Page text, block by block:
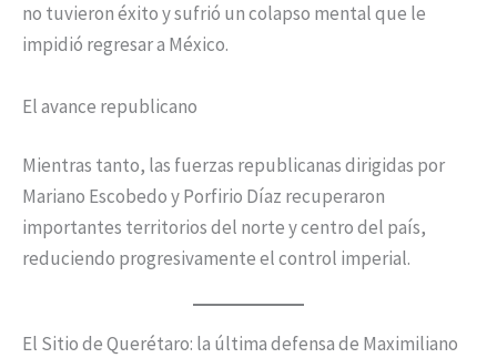
no tuvieron éxito y sufrió un colapso mental que le
impidió regresar a México.
El avance republicano
Mientras tanto, las fuerzas republicanas dirigidas por
Mariano Escobedo y Porfirio Díaz recuperaron
importantes territorios del norte y centro del país,
reduciendo progresivamente el control imperial.
El Sitio de Querétaro: la última defensa de Maximiliano